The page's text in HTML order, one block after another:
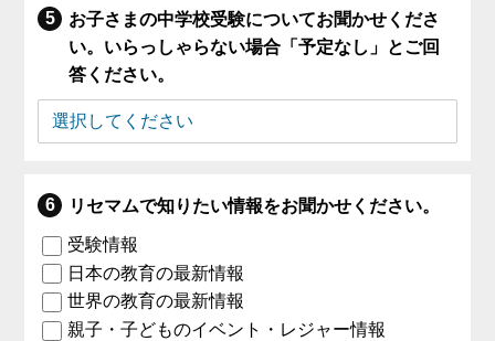
お子さまの中学校受験についてお聞かせくださ
い。いらっしゃらない場合「予定なし」とご回
答ください。
リセマムで知りたい情報をお聞かせください。
受験情報
日本の教育の最新情報
世界の教育の最新情報
親子・子どものイベント・レジャー情報